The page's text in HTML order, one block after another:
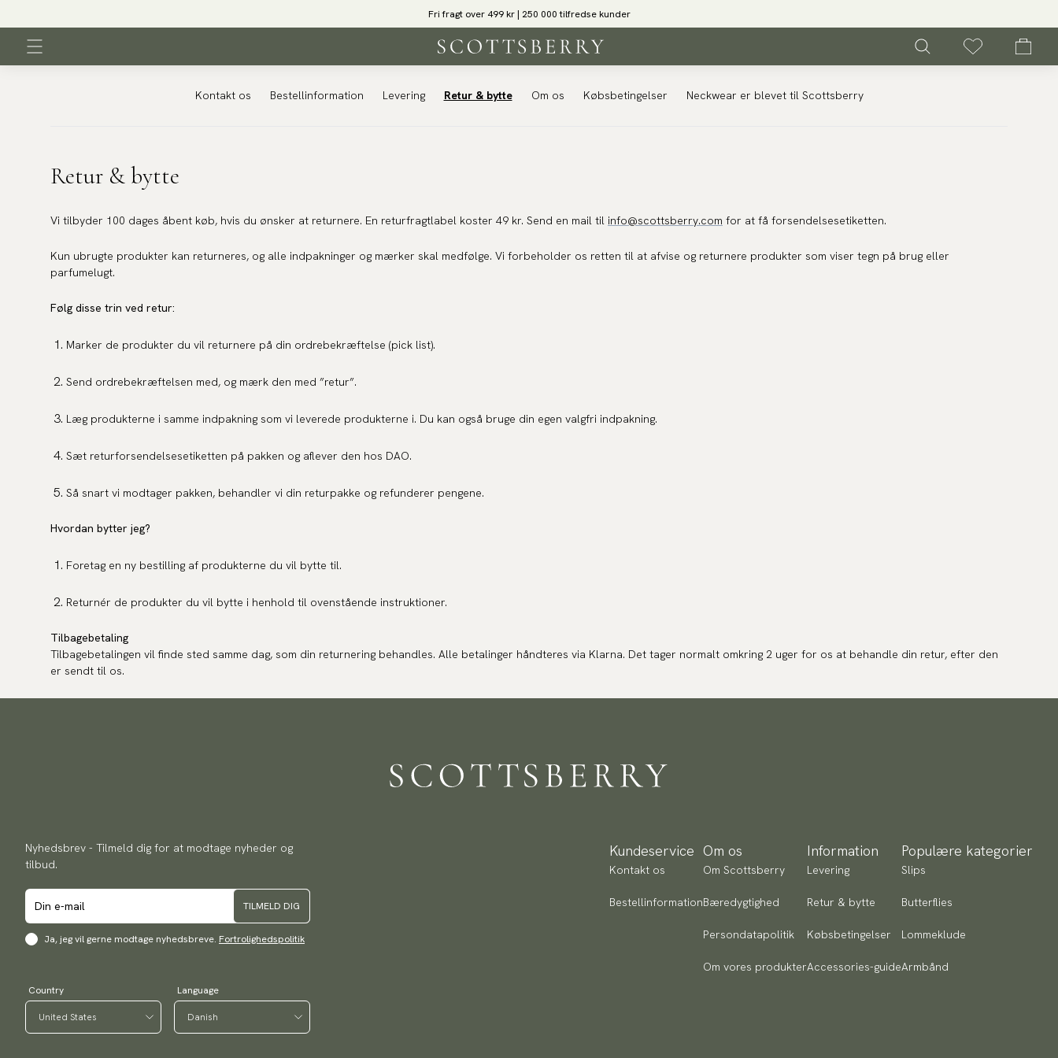
Fri fragt over 499 kr | 250 000 tilfredse kunder
Kontakt os Bestellinformation Levering Retur & bytte Om os Købsbetingelser Neckwear er blevet til Scottsberry
Retur & bytte
Vi tilbyder 100 dages åbent køb, hvis du ønsker at returnere. En returfragtlabel koster 49 kr. Send en mail til info@scottsberry.com for at få forsendelsesetiketten.
Kun ubrugte produkter kan returneres, og alle indpakninger og mærker skal medfølge. Vi forbeholder os retten til at afvise og returnere produkter som viser tegn på brug eller
parfumelugt.
Følg disse trin ved retur:
Marker de produkter du vil returnere på din ordrebekræftelse (pick list).
Send ordrebekræftelsen med, og mærk den med ”retur”.
Læg produkterne i samme indpakning som vi leverede produkterne i. Du kan også bruge din egen valgfri indpakning.
Sæt returforsendelsesetiketten på pakken og aflever den hos DAO.
Så snart vi modtager pakken, behandler vi din returpakke og refunderer pengene.
Hvordan bytter jeg?
Foretag en ny bestilling af produkterne du vil bytte til.
Returnér de produkter du vil bytte i henhold til ovenstående instruktioner.
Tilbagebetaling
Tilbagebetalingen vil finde sted samme dag, som din returnering behandles. Alle betalinger håndteres via Klarna. Det tager normalt omkring 2 uger for os at behandle din retur, efter den
er sendt til os.
Nyhedsbrev - Tilmeld dig for at modtage nyheder og
tilbud.
TILMELD DIG
Ja, jeg vil gerne modtage nyhedsbreve. Fortrolighedspolitik
Country Language
Kundeservice
Kontakt os
Bestellinformation
Om os
Om Scottsberry
Bæredygtighed
Persondatapolitik
Om vores produkter
Information
Levering
Retur & bytte
Købsbetingelser
Accessories-guide
Populære kategorier
Slips
Butterflies
Lommeklude
Armbånd